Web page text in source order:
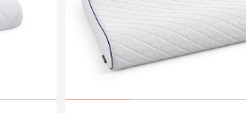
1